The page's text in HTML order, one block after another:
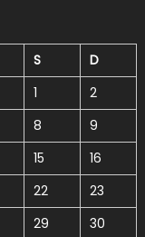
S
D
1
2
8
9
15
16
22
23
29
30